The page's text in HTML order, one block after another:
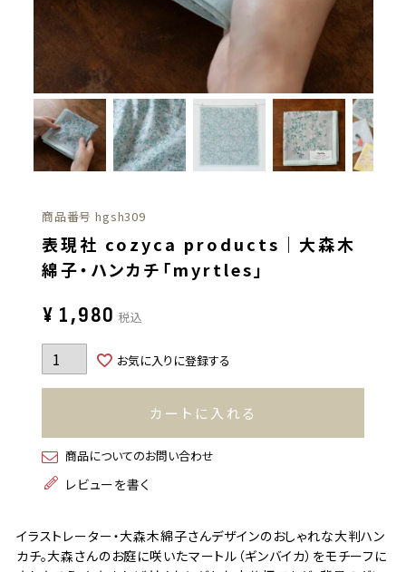
商品番号 hgsh309
表現社 cozyca products｜大森木
綿子・ハンカチ「myrtles」
¥ 1,980 税込
お気に入りに登録する
カートに入れる
商品についてのお問い合わせ
レビューを書く
イラストレーター・大森木綿子さんデザインのおしゃれな大判ハン
カチ。大森さんのお庭に咲いたマートル（ギンバイカ）をモチーフに